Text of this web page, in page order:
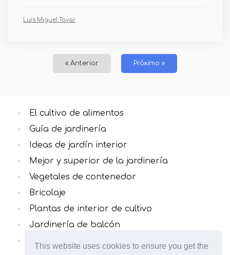
This website uses cookies to ensure you get the
Luis Miguel Tovar
« Anterior Próximo »
El cultivo de alimentos
Guía de jardinería
Ideas de jardín interior
Mejor y superior de la jardinería
Vegetales de contenedor
Bricolaje
Plantas de interior de cultivo
Jardinería de balcón
Hierbas culinarias